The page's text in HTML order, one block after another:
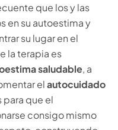
que los y las
en su autoestima y
su lugar en el
la terapia es
saludable, a
elautocuidado
para que el
consigo mismo